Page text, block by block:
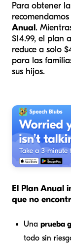
Para obtener
Anual.
$14.99, el plan
reduce a solo
para las
sus hijos.
El Plan Anual
que no
Una prueba
todo sin